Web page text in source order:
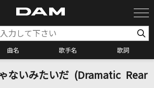
曲名 歌手名 歌詞
カラオケ検索
ないみたいだ (Dramatic Rear